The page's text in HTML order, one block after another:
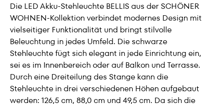
Die LED Akku-Stehleuchte BELLIS aus der SCHÖNER
WOHNEN-Kollektion verbindet modernes Design mit
vielseitiger Funktionalität und bringt stilvolle
Beleuchtung in jedes Umfeld. Die schwarze
Stehleuchte fügt sich elegant in jede Einrichtung ein,
sei es im Innenbereich oder auf Balkon und Terrasse.
Durch eine Dreiteilung des Stange kann die
Stehleuchte in drei verschiedenen Höhen aufgebaut
werden: 126,5 cm, 88,0 cm und 49,5 cm. Da sich die